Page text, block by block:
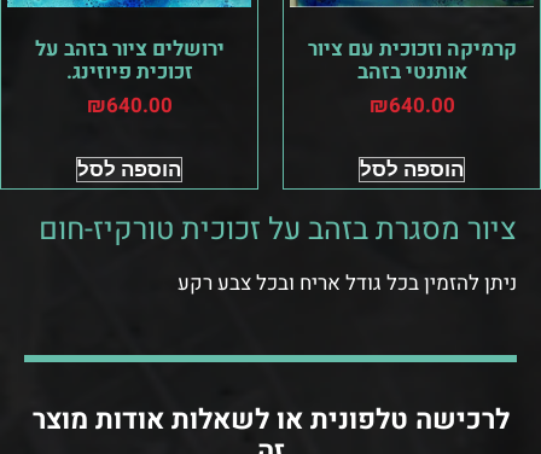
קרמיקה וזכוכית עם ציור
אותנטי בזהב
₪640.00
הוספה לסל
ירושלים ציור בזהב על
זכוכית פיוזינג.
₪640.00
הוספה לסל
ציור מסגרת בזהב על זכוכית טורקיז-חום
ניתן להזמין בכל גודל אריח ובכל צבע רקע
לרכישה טלפונית או לשאלות אודות מוצר